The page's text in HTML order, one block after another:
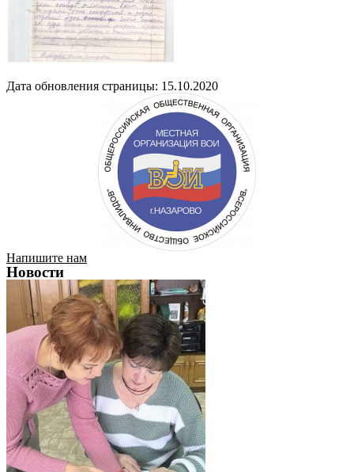
Дата обновления страницы: 15.10.2020
Напишите нам
Новости